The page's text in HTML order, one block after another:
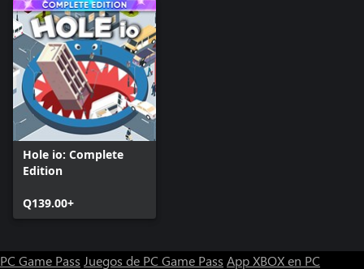
Hole io: Complete
Edition
Q139.00+
PC Game Pass Juegos de PC Game Pass App XBOX en PC